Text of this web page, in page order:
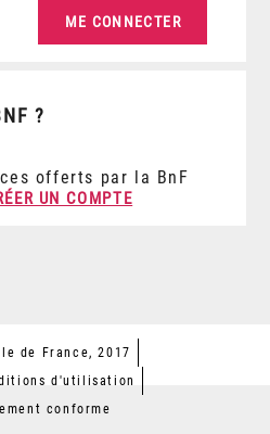
?
offerts par la BnF
UN COMPTE
de France, 2017
d'utilisation
conforme